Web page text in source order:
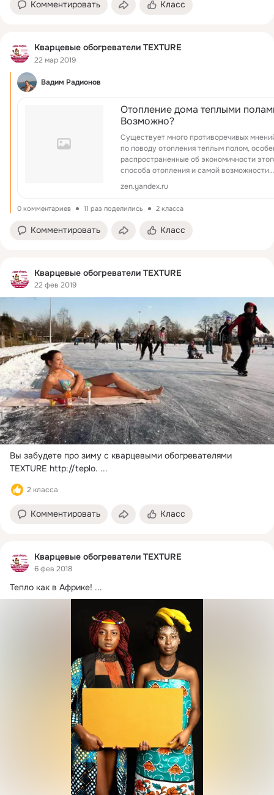
Комментировать Класс
Кварцевые обогреватели TEXTURE
22 мар 2019
Вадим Радионов
Отопление дома теплыми
Возможно?
Существует много противоречивых
по поводу отопления теплым полом,
распространенные об экономичности
способа отопления и самой возможности
отопить помещение с помощью этого вида
отопления. В этой статье мы рассмотрим
zen.yandex.ru
0 комментариев 11 раз поделились 2 класса
Комментировать Класс
Кварцевые обогреватели TEXTURE
22 фев 2019
Вы забудете про зиму с кварцевыми обогревателями
TEXTURE http://teplo. ...
2 класса
Комментировать Класс
Кварцевые обогреватели TEXTURE
6 фев 2018
Тепло как в Африке! ...